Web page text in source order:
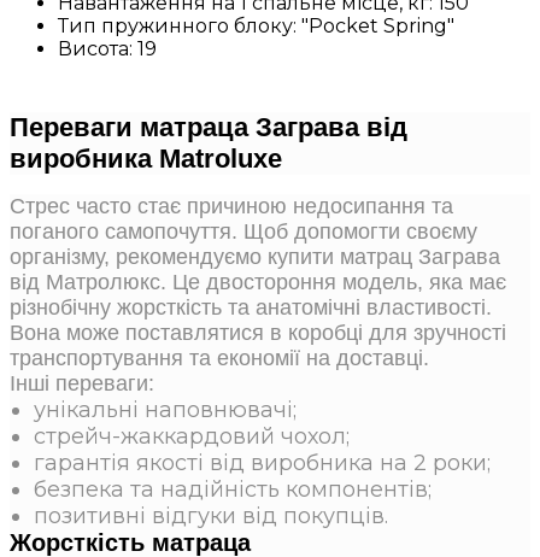
Тип пружинного блоку: "Pocket Spring"
Висота: 19
Переваги матраца Заграва від
виробника Matroluxe
Стрес часто стає причиною недосипання та
поганого самопочуття. Щоб допомогти своєму
організму, рекомендуємо купити матрац Заграва
від Матролюкс. Це двостороння модель, яка має
різнобічну жорсткість та анатомічні властивості.
Вона може поставлятися в коробці для зручності
транспортування та економії на доставці.
Інші переваги:
унікальні наповнювачі;
стрейч-жаккардовий чохол;
гарантія якості від виробника на 2 роки;
безпека та надійність компонентів;
позитивні відгуки від покупців.
Жорсткість матраца